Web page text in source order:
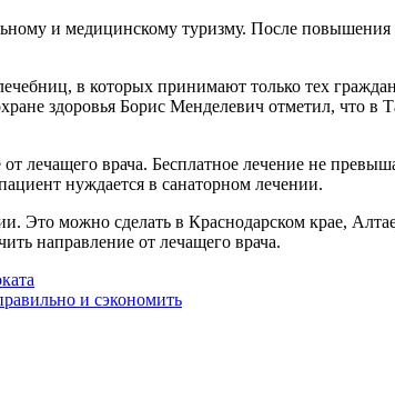
и медицинскому туризму. После
в которых принимают только тех
здоровья Борис Менделевич отметил, что в
лечащего врача. Бесплатное лечение не
нуждается в санаторном лечении.
Это можно сделать в Краснодарском крае,
направление от лечащего врача.
и сэкономить